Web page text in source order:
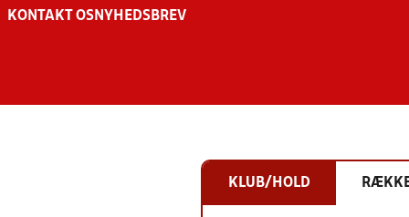
KONTAKT OS NYHEDSBREV
KLUB/HOLD